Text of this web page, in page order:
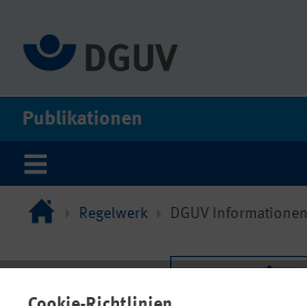
Publikationen
Regelwerk DGUV Informationen